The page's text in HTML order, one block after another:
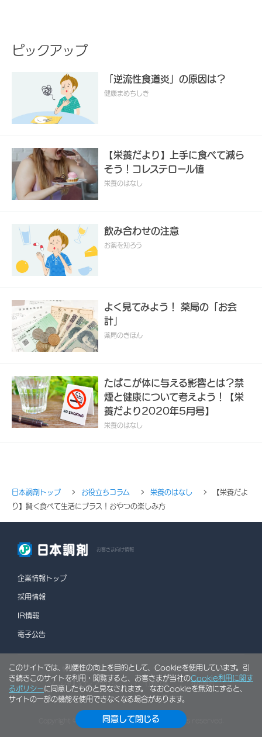
ピックアップ
「逆流性食道炎」の原因は？
健康まめちしき
【栄養だより】上手に食べて減ら
そう！コレステロール値
栄養のはなし
飲み合わせの注意
お薬を知ろう
よく見てみよう！ 薬局の「お会
計」
薬局のきほん
たばこが体に与える影響とは？禁
煙と健康について考えよう！【栄
養だより2020年5月号】
栄養のはなし
日本調剤トップ お役立ちコラム 栄養のはなし
【栄養だよ
り】賢く食べて生活にプラス！おやつの楽しみ方
お客さま向け情報
企業情報トップ
採用情報
IR情報
電子公告
情報セキュリティポリシー 個人情報保護方針
ソーシャルメディアポリシー 行動計画 利用規約
サイトマップ
Copyright © NIHON CHOUZAI Co., Ltd. All rights reserved.
このサイトでは、利便性の向上を目的として、Cookieを使用しています。引
き続きこのサイトを利用・閲覧すると、お客さまが当社のCookie利用に関す
るポリシーに同意したものと見なされます。 なおCookieを無効にすると、
サイトの一部の機能を使用できなくなる場合があります。
同意して閉じる